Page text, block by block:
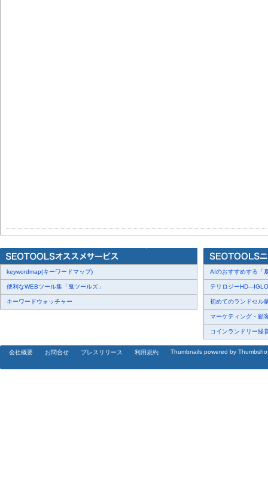
keywordmap(キーワードマップ)
便利なWEBツール集「鬼ツールズ」
キーワードウォッチャー
AIのおすすめする「
テリロジーHD---
初めてのランドセル
マーケティング・顧
コインランドリー経
会社概要 お問合せ プレスリリース 利用規約 Thumbnails powered by